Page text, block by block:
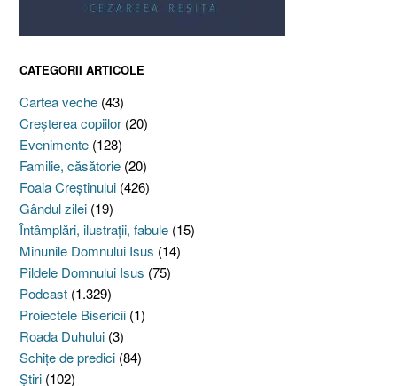
CATEGORII ARTICOLE
Cartea veche (43)
Creşterea copiilor (20)
Evenimente (128)
Familie, căsătorie (20)
Foaia Creştinului (426)
Gândul zilei (19)
Întâmplări, ilustraţii, fabule (15)
Minunile Domnului Isus (14)
Pildele Domnului Isus (75)
Podcast (1.329)
Proiectele Bisericii (1)
Roada Duhului (3)
Schiţe de predici (84)
Ştiri (102)